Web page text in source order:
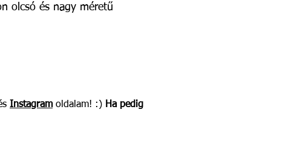
olcsó és nagy méretű
Instagramoldalam! :) Ha pedig